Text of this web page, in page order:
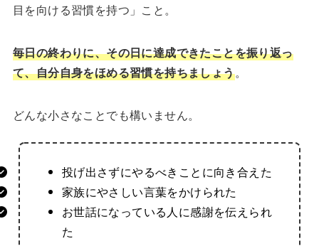
目を向ける習慣を持つ」こと。
毎日の終わりに、その日に達成できたことを振り返っ
て、自分自身をほめる習慣を持ちましょう。
どんな小さなことでも構いません。
投げ出さずにやるべきことに向き合えた
家族にやさしい言葉をかけられた
お世話になっている人に感謝を伝えられ
た